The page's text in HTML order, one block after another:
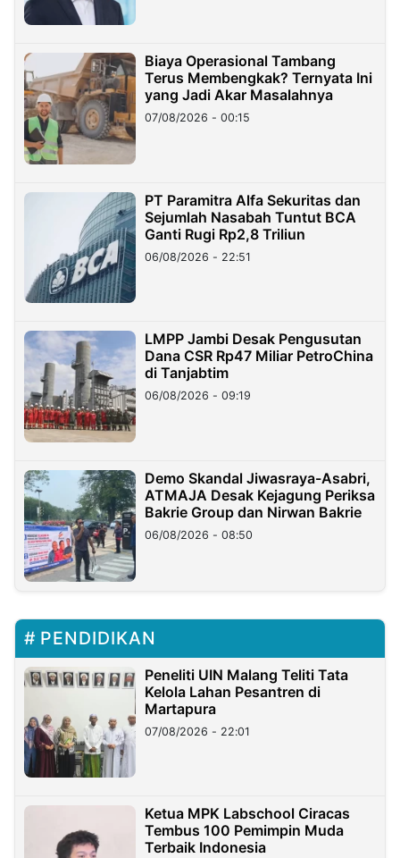
Biaya Operasional Tambang
Terus Membengkak? Ternyata Ini
yang Jadi Akar Masalahnya
07/08/2026 - 00:15
PT Paramitra Alfa Sekuritas dan
Sejumlah Nasabah Tuntut BCA
Ganti Rugi Rp2,8 Triliun
06/08/2026 - 22:51
LMPP Jambi Desak Pengusutan
Dana CSR Rp47 Miliar PetroChina
di Tanjabtim
06/08/2026 - 09:19
Demo Skandal Jiwasraya-Asabri,
ATMAJA Desak Kejagung Periksa
Bakrie Group dan Nirwan Bakrie
06/08/2026 - 08:50
PENDIDIKAN
Peneliti UIN Malang Teliti Tata
Kelola Lahan Pesantren di
Martapura
07/08/2026 - 22:01
Ketua MPK Labschool Ciracas
Tembus 100 Pemimpin Muda
Terbaik Indonesia